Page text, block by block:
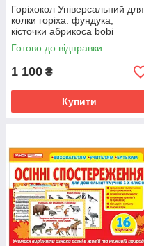
Горіхокол Універсальний для
колки горіха. фундука,
кісточки абрикоса bobi
Готово до відправки
1 100 ₴
Купити